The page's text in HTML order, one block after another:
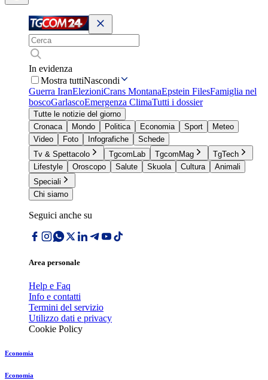
In evidenza
Mostra tuttiNascondi
Guerra IranElezioniCrans MontanaEpstein FilesFamiglia nel
boscoGarlascoEmergenza ClimaTutti i dossier
Tutte le notizie del giorno
Cronaca
Mondo Politica Economia Sport
Meteo
Video
Foto Infografiche
Schede
Tv & Spettacolo
TgcomLab TgcomMag
TgTech
Lifestyle
Oroscopo Salute Skuola Cultura
Animali
Speciali
Chi siamo
Seguici anche su
Area personale
Help e Faq
Info e contatti
Termini del servizio
Utilizzo dati e privacy
Cookie Policy
Economia
Economia